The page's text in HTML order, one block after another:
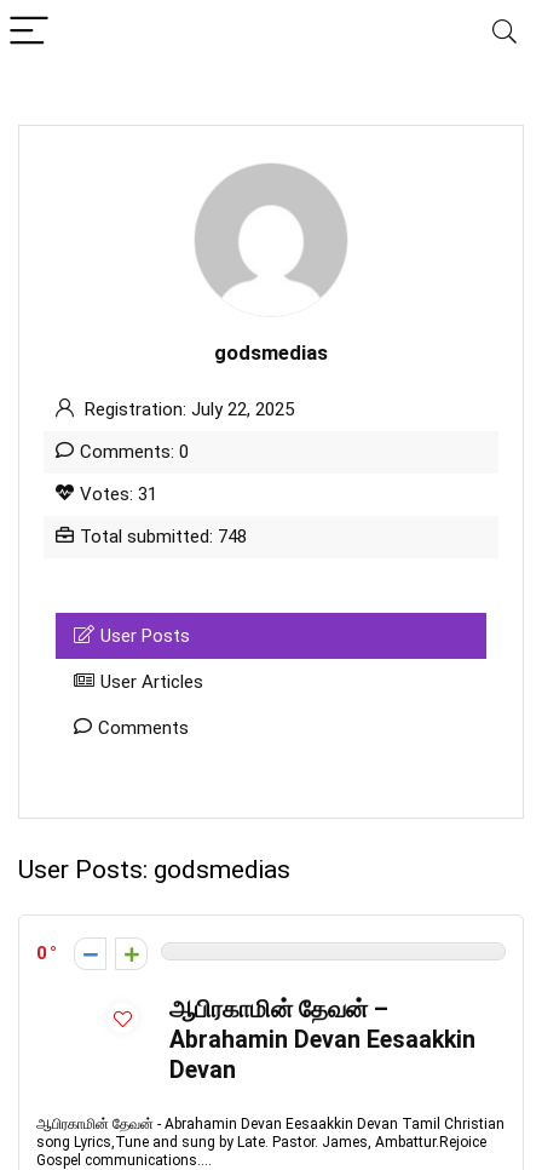
godsmedias
Registration: July 22, 2025
Comments: 0
Votes: 31
Total submitted: 748
User Posts
User Articles
Comments
User Posts: godsmedias
0
ஆபிரகாமின் தேவன் –
Abrahamin Devan Eesaakkin
Devan
ஆபிரகாமின் தேவன் - Abrahamin Devan Eesaakkin Devan Tamil Christian
song Lyrics,Tune and sung by Late. Pastor. James, Ambattur.Rejoice
Gospel communications....